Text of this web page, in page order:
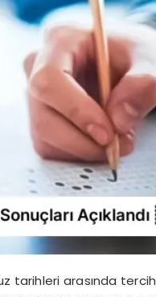
tarihleri arasında